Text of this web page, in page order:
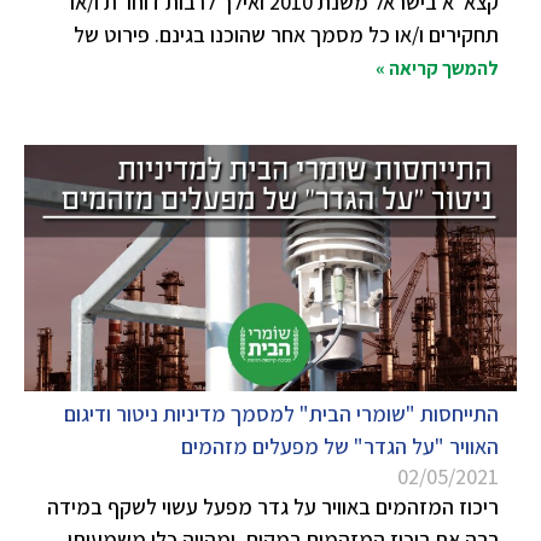
תחקירים ו/או כל מסמך אחר שהוכנו בגינם. פירוט של
להמשך קריאה »
התייחסות "שומרי הבית" למסמך מדיניות ניטור ודיגום
האוויר "על הגדר" של מפעלים מזהמים
02/05/2021
ריכוז המזהמים באוויר על גדר מפעל עשוי לשקף במידה